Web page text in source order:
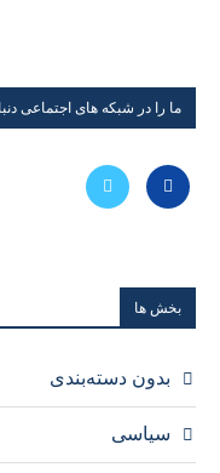
ما را در شبکه های اجتماعی
بخش ها
بدون دسته‌بندی
سیاسی